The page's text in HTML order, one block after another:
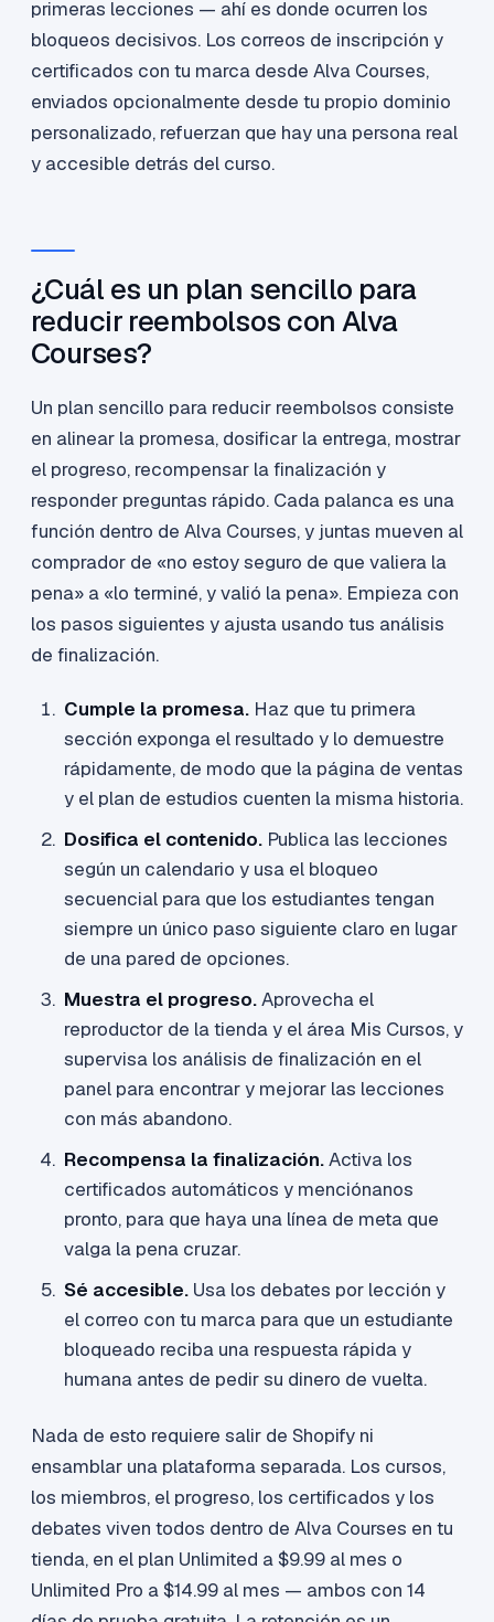
primeras lecciones — ahí es donde ocurren los
bloqueos decisivos. Los correos de inscripción y
certificados con tu marca desde Alva Courses,
enviados opcionalmente desde tu propio dominio
personalizado, refuerzan que hay una persona real
y accesible detrás del curso.
¿Cuál es un plan sencillo para
reducir reembolsos con Alva
Courses?
Un plan sencillo para reducir reembolsos consiste
en alinear la promesa, dosificar la entrega, mostrar
el progreso, recompensar la finalización y
responder preguntas rápido. Cada palanca es una
función dentro de Alva Courses, y juntas mueven al
comprador de «no estoy seguro de que valiera la
pena» a «lo terminé, y valió la pena». Empieza con
los pasos siguientes y ajusta usando tus análisis
de finalización.
Cumple la promesa. Haz que tu primera
sección exponga el resultado y lo demuestre
rápidamente, de modo que la página de ventas
y el plan de estudios cuenten la misma historia.
Dosifica el contenido. Publica las lecciones
según un calendario y usa el bloqueo
secuencial para que los estudiantes tengan
siempre un único paso siguiente claro en lugar
de una pared de opciones.
Muestra el progreso.Aprovecha el
reproductor de la tienda y el área Mis Cursos, y
supervisa los análisis de finalización en el
panel para encontrar y mejorar las lecciones
con más abandono.
Recompensa la finalización.Activa los
certificados automáticos y menciónanos
pronto, para que haya una línea de meta que
valga la pena cruzar.
Sé accesible. Usa los debates por lección y
el correo con tu marca para que un estudiante
bloqueado reciba una respuesta rápida y
humana antes de pedir su dinero de vuelta.
Nada de esto requiere salir de Shopify ni
ensamblar una plataforma separada. Los cursos,
los miembros, el progreso, los certificados y los
debates viven todos dentro de Alva Courses en tu
tienda, en el plan Unlimited a $9.99 al mes o
Unlimited Pro a $14.99 al mes — ambos con 14